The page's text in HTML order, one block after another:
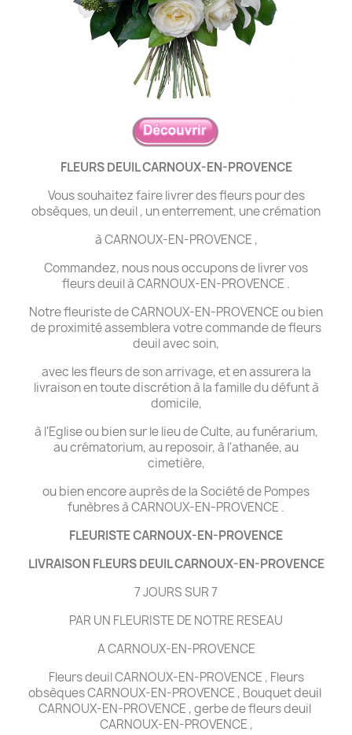
FLEURS DEUIL CARNOUX-EN-PROVENCE
Vous souhaitez faire livrer des fleurs pour des
obsèques, un deuil , un enterrement, une crémation
à CARNOUX-EN-PROVENCE ,
Commandez, nous nous occupons de livrer vos
fleurs deuil à CARNOUX-EN-PROVENCE .
Notre fleuriste de CARNOUX-EN-PROVENCE ou bien
de proximité assemblera votre commande de fleurs
deuil avec soin,
avec les fleurs de son arrivage, et en assurera la
livraison en toute discrétion à la famille du défunt à
domicile,
à l'Eglise ou bien sur le lieu de Culte, au funérarium,
au crématorium, au reposoir, à l'athanée, au
cimetière,
ou bien encore auprès de la Société de Pompes
funèbres à CARNOUX-EN-PROVENCE .
FLEURISTE CARNOUX-EN-PROVENCE
LIVRAISON FLEURS DEUIL CARNOUX-EN-PROVENCE
7 JOURS SUR 7
PAR UN FLEURISTE DE NOTRE RESEAU
A CARNOUX-EN-PROVENCE
Fleurs deuil CARNOUX-EN-PROVENCE , Fleurs
obsèques CARNOUX-EN-PROVENCE , Bouquet deuil
CARNOUX-EN-PROVENCE , gerbe de fleurs deuil
CARNOUX-EN-PROVENCE ,